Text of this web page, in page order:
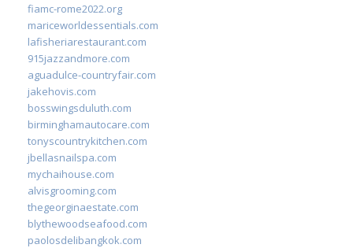
fiamc-rome2022.org
mariceworldessentials.com
lafisheriarestaurant.com
915jazzandmore.com
aguadulce-countryfair.com
jakehovis.com
bosswingsduluth.com
birminghamautocare.com
tonyscountrykitchen.com
jbellasnailspa.com
mychaihouse.com
alvisgrooming.com
thegeorginaestate.com
blythewoodseafood.com
paolosdelibangkok.com